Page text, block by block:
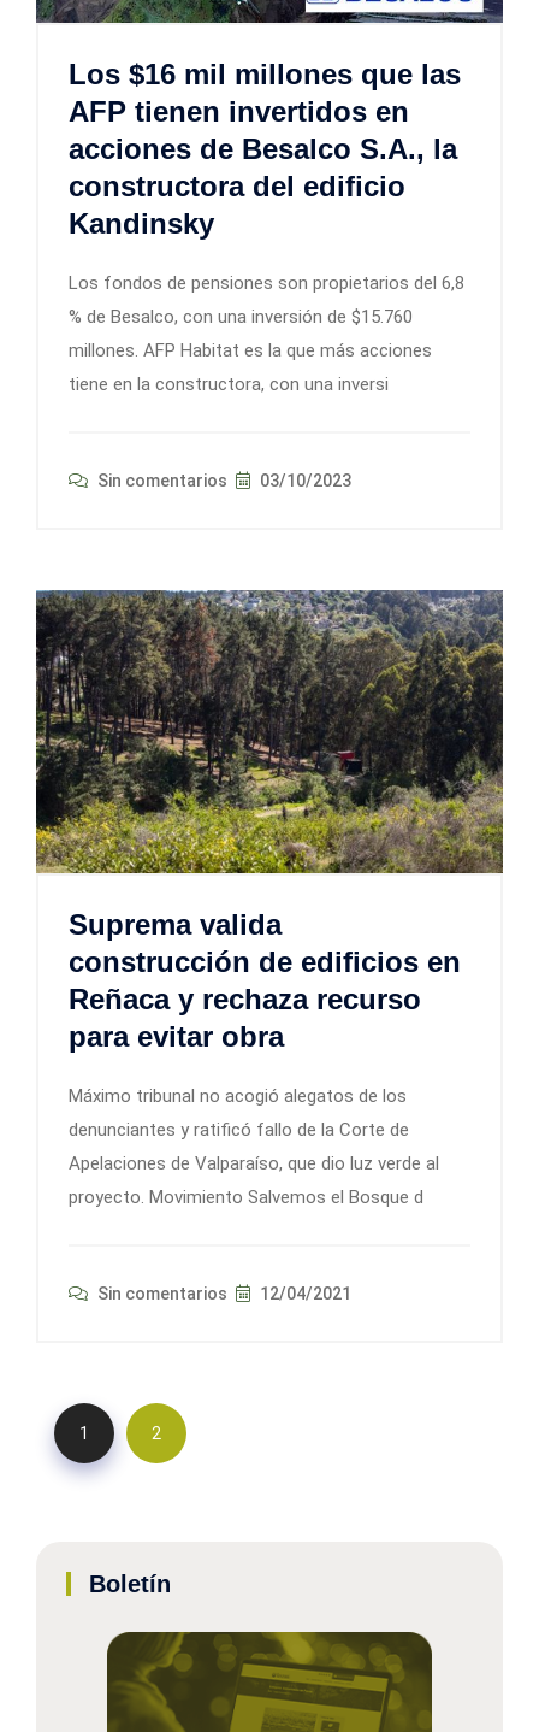
Los $16 mil millones que las
AFP tienen invertidos en
acciones de Besalco S.A., la
constructora del edificio
Kandinsky
Los fondos de pensiones son propietarios del 6,8
% de Besalco, con una inversión de $15.760
millones. AFP Habitat es la que más acciones
tiene en la constructora, con una inversi
Sin comentarios 03/10/2023
Suprema valida
construcción de edificios en
Reñaca y rechaza recurso
para evitar obra
Máximo tribunal no acogió alegatos de los
denunciantes y ratificó fallo de la Corte de
Apelaciones de Valparaíso, que dio luz verde al
proyecto. Movimiento Salvemos el Bosque d
Sin comentarios 12/04/2021
1 2
Boletín